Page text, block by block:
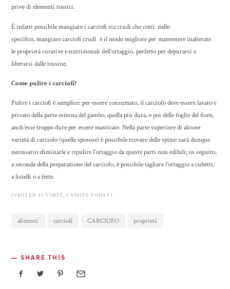
prive di elementi tossici.
È infatti possibile mangiare i carciofi sia crudi che cotti: nello
specifico, mangiare carciofi crudi è il modo migliore per mantenere inalterate
le proprietà curative e nutrizionali dell’ortaggio, perfetto per depurarsi e
liberarsi dalle tossine.
Come pulire i carciofi?
Pulire i carciofi è semplice: per essere consumato, il carciofo deve essere lavato e
privato della parte esterna del gambo, quella più dura, e poi delle foglie del fiore,
anch’esse troppo dure per essere masticate. Nella parte superiore di alcune
varietà di carciofo (quelle spinose) è possibile trovare delle spine: sarà dunque
necessario eliminarle e ripulire l’ortaggio da queste parti non edibili; in seguito,
a seconda della preparazione del carciofo, è possibile tagliare l’ortaggio a cubetti,
a listelli o a fette.
(VISITED 45 TIMES, 1 VISITS TODAY)
alimenti carciofi CARCIOFO proprietà
SHARE THIS